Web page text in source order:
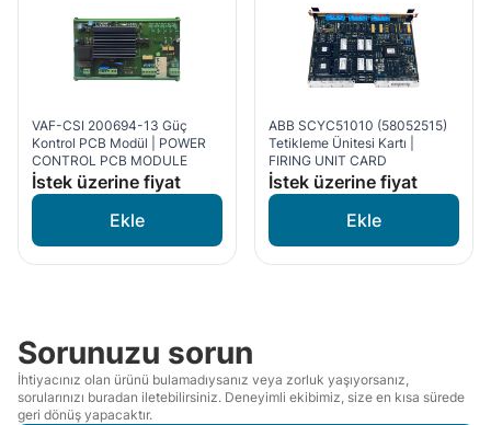
VAF-CSI 200694-13 Güç
Kontrol PCB Modül | POWER
CONTROL PCB MODULE
İstek üzerine fiyat
ABB SCYC51010 (58052515)
Tetikleme Ünitesi Kartı |
FIRING UNIT CARD
İstek üzerine fiyat
Sorunuzu sorun
İhtiyacınız olan ürünü bulamadıysanız veya zorluk yaşıyorsanız,
sorularınızı buradan iletebilirsiniz. Deneyimli ekibimiz, size en kısa sürede
geri dönüş yapacaktır.